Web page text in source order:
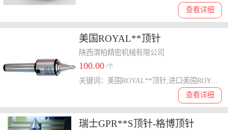
查看详细
美国ROYAL**顶针
陕西渭柏精密机械有限公司
100.00 /个
查看详细
关键词：美国ROYAL**顶针,进口美国ROYAL驱动,ROYAL死顶针
瑞士GPR**S顶针-格博顶针